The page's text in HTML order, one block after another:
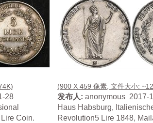
28
Coin.
(900 X 459 像素, 文件大小:
发布人: anonymous 2017-
Haus Habsburg,
Revolution5 Lire 1848,